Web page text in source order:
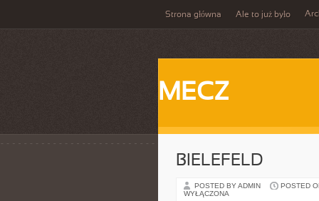
Strona główna Ale to już było
MECZ
BIELEFELD
POSTED BY ADMIN POSTED
WYŁĄCZONA